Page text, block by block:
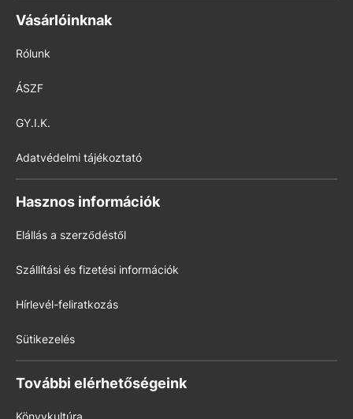
Vásárlóinknak
Rólunk
ÁSZF
GY.I.K.
Adatvédelmi tájékoztató
Hasznos információk
Elállás a szerződéstől
Szállítási és fizetési információk
Hírlevél-feliratkozás
Sütikezelés
További elérhetőségeink